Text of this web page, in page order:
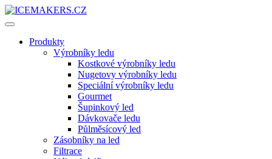
Produkty
Výrobníky ledu
Kostkové výrobníky ledu
Nugetovy výrobníky ledu
Speciální výrobníky ledu
Gourmet
Šupinkový led
Dávkovače ledu
Půlměsícový led
Zásobníky na led
Filtrace